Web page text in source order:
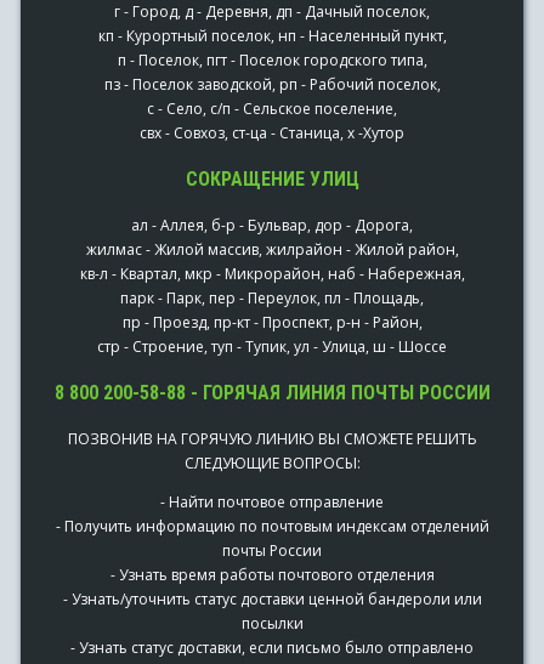
г - Город, д - Деревня, дп - Дачный поселок,
кп - Курортный поселок, нп - Населенный пункт,
п - Поселок, пгт - Поселок городского типа,
пз - Поселок заводской, рп - Рабочий поселок,
с - Село, с/п - Сельское поселение,
свх - Совхоз, ст-ца - Станица, х -Хутор
СОКРАЩЕНИЕ УЛИЦ
ал - Аллея, б-р - Бульвар, дор - Дорога,
жилмас - Жилой массив, жилрайон - Жилой район,
кв-л - Квартал, мкр - Микрорайон, наб - Набережная,
парк - Парк, пер - Переулок, пл - Площадь,
пр - Проезд, пр-кт - Проспект, р-н - Район,
стр - Строение, туп - Тупик, ул - Улица, ш - Шоссе
8 800 200-58-88 - ГОРЯЧАЯ ЛИНИЯ ПОЧТЫ РОССИИ
ПОЗВОНИВ НА ГОРЯЧУЮ ЛИНИЮ ВЫ СМОЖЕТЕ РЕШИТЬ
СЛЕДУЮЩИЕ ВОПРОСЫ:
- Найти почтовое отправление
- Получить информацию по почтовым индексам отделений
почты России
- Узнать время работы почтового отделения
- Узнать/уточнить статус доставки ценной бандероли или
посылки
- Узнать статус доставки, если письмо было отправлено